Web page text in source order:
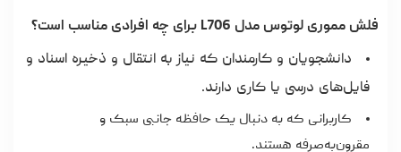
فلش مموری لوتوس مدل L706 برای چه افرادی مناسب است؟
دانشجویان و کارمندان که نیاز به انتقال و ذخیره اسناد و
فایل‌های درسی یا کاری دارند.
کاربرانی که به دنبال یک حافظه جانبی سبک و
مقرون‌به‌صرفه هستند.